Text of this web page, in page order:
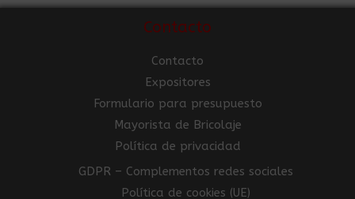
Contacto
Contacto
Expositores
Formulario para presupuesto
Mayorista de Bricolaje
Política de privacidad
GDPR – Complementos redes sociales
Política de cookies (UE)